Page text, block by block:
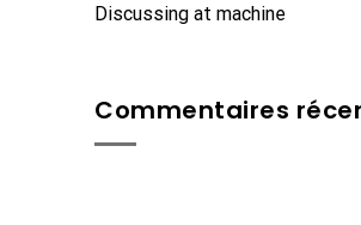
Discussing at machine
Commentaires